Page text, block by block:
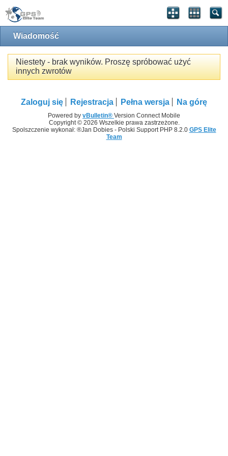
Wiadomość
Niestety - brak wyników. Proszę spróbować użyć
innych zwrotów
Zaloguj się Rejestracja Pełna wersja Na górę
Powered by vBulletin® Version Connect Mobile
Copyright © 2026 Wszelkie prawa zastrzeżone.
Spolszczenie wykonał: ®Jan Dobies - Polski Support PHP 8.2.0 GPS Elite
Team